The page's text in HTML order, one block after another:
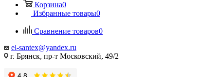
Корзина0
Избранные товары0
Сравнение товаров0
el-santex@yandex.ru
г. Брянск, пр-т Московский, 49/2